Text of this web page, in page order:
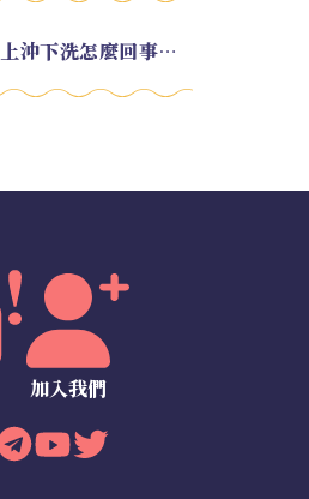
EP.213 川普大攪局：袋鼠市上沖下洗怎麼回事？feat. Alvin
加入我們